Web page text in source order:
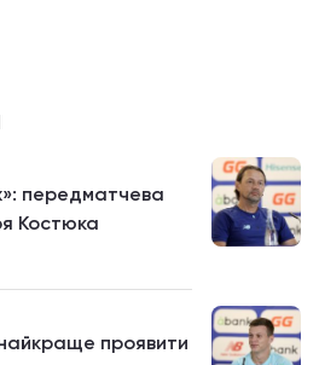
передматчева
Костюка
проявити